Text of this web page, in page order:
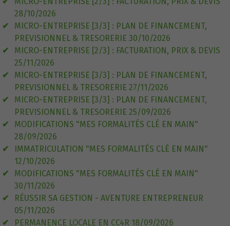
28/10/2026
MICRO-ENTREPRISE [3/3] : PLAN DE FINANCEMENT,
PREVISIONNEL & TRESORERIE 30/10/2026
MICRO-ENTREPRISE [2/3] : FACTURATION, PRIX & DEVIS
25/11/2026
MICRO-ENTREPRISE [3/3] : PLAN DE FINANCEMENT,
PREVISIONNEL & TRESORERIE 27/11/2026
MICRO-ENTREPRISE [3/3] : PLAN DE FINANCEMENT,
PREVISIONNEL & TRESORERIE 25/09/2026
MODIFICATIONS "MES FORMALITÉS CLÉ EN MAIN"
28/09/2026
IMMATRICULATION "MES FORMALITÉS CLÉ EN MAIN"
12/10/2026
MODIFICATIONS "MES FORMALITÉS CLÉ EN MAIN"
30/11/2026
RÉUSSIR SA GESTION - AVENTURE ENTREPRENEUR
05/11/2026
PERMANENCE LOCALE EN CC4R 18/09/2026